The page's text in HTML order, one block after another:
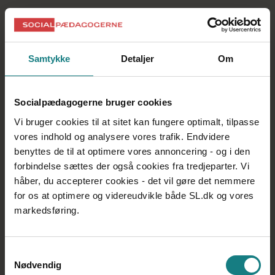
Samtykke Detaljer Om
Socialpædagogerne bruger cookies
Vi bruger cookies til at sitet kan fungere optimalt, tilpasse
vores indhold og analysere vores trafik. Endvidere
benyttes de til at optimere vores annoncering - og i den
forbindelse sættes der også cookies fra tredjeparter. Vi
håber, du accepterer cookies - det vil gøre det nemmere
for os at optimere og videreudvikle både SL.dk og vores
markedsføring.
Nødvendig
Fritstilling og suspension i opsigelsesperioden
Funktionærlov
Godkendelse og tilsyn
Konkurrenceklausuler
Konkurs eller rekonstruktion
Løn
Medarbejdervalgt bestyrelsesmedlem
Omsorgsorlov i 5 dage uden løn
Opsigelsesvarsler
Organisations- og forhandlingsret
Overenskomst